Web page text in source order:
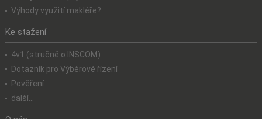
Výhody využití makléře?
Ke stažení
4v1 (stručně o INSCOM)
Dotazník pro Výběrové řízení
Pověření
další...